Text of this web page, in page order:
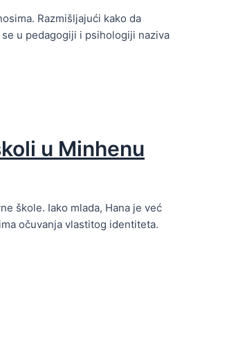
Razmišljajući kako da
u pedagogiji i psihologiji naziva
u Minhenu
škole. Iako mlada, Hana je već
očuvanja vlastitog identiteta.